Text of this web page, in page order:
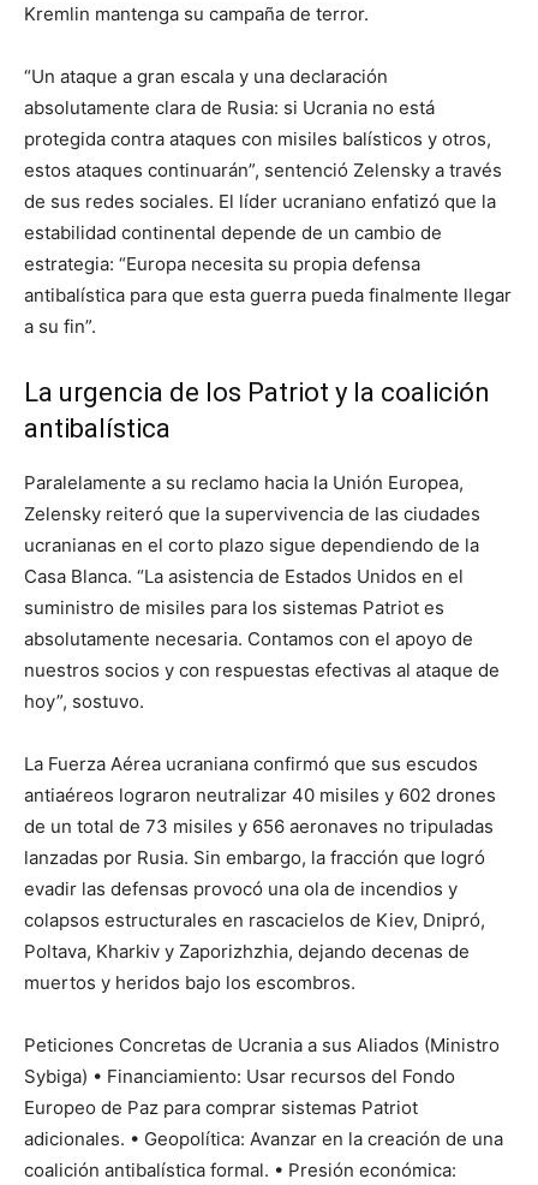
Kremlin mantenga su campaña de terror.
“Un ataque a gran escala y una declaración
absolutamente clara de Rusia: si Ucrania no está
protegida contra ataques con misiles balísticos y otros,
estos ataques continuarán”, sentenció Zelensky a través
de sus redes sociales. El líder ucraniano enfatizó que la
estabilidad continental depende de un cambio de
estrategia: “Europa necesita su propia defensa
antibalística para que esta guerra pueda finalmente llegar
a su fin”.
La urgencia de los Patriot y la coalición
antibalística
Paralelamente a su reclamo hacia la Unión Europea,
Zelensky reiteró que la supervivencia de las ciudades
ucranianas en el corto plazo sigue dependiendo de la
Casa Blanca. “La asistencia de Estados Unidos en el
suministro de misiles para los sistemas Patriot es
absolutamente necesaria. Contamos con el apoyo de
nuestros socios y con respuestas efectivas al ataque de
hoy”, sostuvo.
La Fuerza Aérea ucraniana confirmó que sus escudos
antiaéreos lograron neutralizar 40 misiles y 602 drones
de un total de 73 misiles y 656 aeronaves no tripuladas
lanzadas por Rusia. Sin embargo, la fracción que logró
evadir las defensas provocó una ola de incendios y
colapsos estructurales en rascacielos de Kiev, Dnipró,
Poltava, Kharkiv y Zaporizhzhia, dejando decenas de
muertos y heridos bajo los escombros.
Peticiones Concretas de Ucrania a sus Aliados (Ministro
Sybiga) • Financiamiento: Usar recursos del Fondo
Europeo de Paz para comprar sistemas Patriot
adicionales. • Geopolítica: Avanzar en la creación de una
coalición antibalística formal. • Presión económica: